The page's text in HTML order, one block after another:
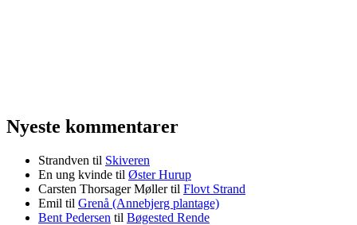
Nyeste kommentarer
Strandven til Skiveren
En ung kvinde til Øster Hurup
Carsten Thorsager Møllertil Flovt Strand
Emil til Grenå (Annebjerg plantage)
Bent Pedersen til Bøgested Rende